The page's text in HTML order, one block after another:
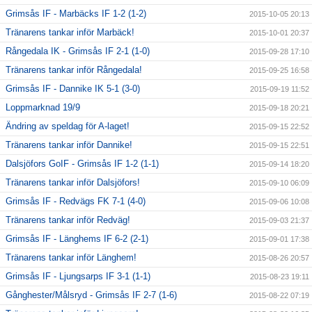
Grimsås IF - Marbäcks IF 1-2 (1-2) 2015-10-05 20:13
Tränarens tankar inför Marbäck! 2015-10-01 20:37
Rångedala IK - Grimsås IF 2-1 (1-0) 2015-09-28 17:10
Tränarens tankar inför Rångedala! 2015-09-25 16:58
Grimsås IF - Dannike IK 5-1 (3-0) 2015-09-19 11:52
Loppmarknad 19/9 2015-09-18 20:21
Ändring av speldag för A-laget! 2015-09-15 22:52
Tränarens tankar inför Dannike! 2015-09-15 22:51
Dalsjöfors GoIF - Grimsås IF 1-2 (1-1) 2015-09-14 18:20
Tränarens tankar inför Dalsjöfors! 2015-09-10 06:09
Grimsås IF - Redvägs FK 7-1 (4-0) 2015-09-06 10:08
Tränarens tankar inför Redväg! 2015-09-03 21:37
Grimsås IF - Länghems IF 6-2 (2-1) 2015-09-01 17:38
Tränarens tankar inför Länghem! 2015-08-26 20:57
Grimsås IF - Ljungsarps IF 3-1 (1-1) 2015-08-23 19:11
Gånghester/Målsryd - Grimsås IF 2-7 (1-6) 2015-08-22 07:19